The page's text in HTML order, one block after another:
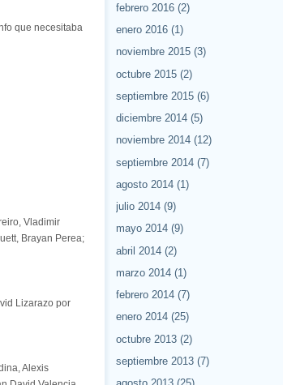
que necesitaba
Vladimir
Brayan Perea;
Lizarazo por
Alexis
febrero 2016 (2)
enero 2016 (1)
noviembre 2015 (3)
octubre 2015 (2)
septiembre 2015 (6)
diciembre 2014 (5)
noviembre 2014 (12)
septiembre 2014 (7)
agosto 2014 (1)
julio 2014 (9)
mayo 2014 (9)
abril 2014 (2)
marzo 2014 (1)
febrero 2014 (7)
enero 2014 (25)
octubre 2013 (2)
septiembre 2013 (7)